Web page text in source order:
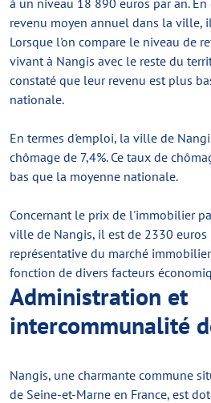
à un niveau 18 890 euros par an.
revenu moyen annuel dans la ville,
Lorsque l'on compare le niveau de
vivant à Nangis avec le reste du
constaté que leur revenu est plus
nationale.
En termes d'emploi, la ville de
chômage de 7,4%. Ce taux de
bas que la moyenne nationale.
Concernant le prix de l'immobilier
ville de Nangis, il est de 2330 euros
représentative du marché
fonction de divers facteurs
Administration et
intercommunalité
Nangis, une charmante commune
de Seine-et-Marne en France, est